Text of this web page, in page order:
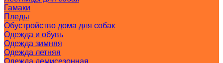
Гамаки
Пледы
Обустройство дома для собак
Одежда и обувь
Одежда зимняя
Одежда летняя
Одежда демисезонная